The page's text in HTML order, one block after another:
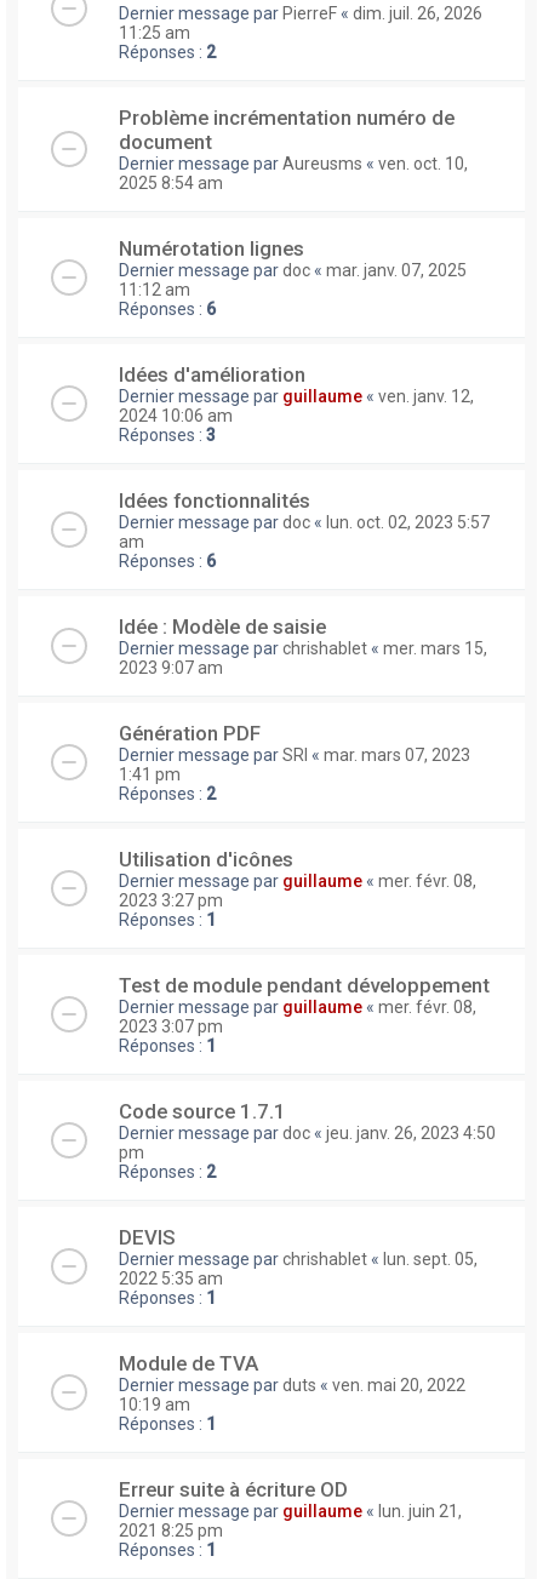
Dernier message parPierreF « dim. juil. 26, 2026
11:25 am
Réponses : 2
Problème incrémentation numéro de
document
Dernier message parAureusms « ven. oct. 10,
2025 8:54 am
Numérotation lignes
Dernier message pardoc « mar. janv. 07, 2025
11:12 am
Réponses : 6
Idées d'amélioration
Dernier message par guillaume « ven. janv. 12,
2024 10:06 am
Réponses : 3
Idées fonctionnalités
Dernier message pardoc « lun. oct. 02, 2023 5:57
am
Réponses : 6
Idée : Modèle de saisie
Dernier message parchrishablet « mer. mars 15,
2023 9:07 am
Génération PDF
Dernier message parSRI « mar. mars 07, 2023
1:41 pm
Réponses : 2
Utilisation d'icônes
Dernier message par guillaume « mer. févr. 08,
2023 3:27 pm
Réponses : 1
Test de module pendant développement
Dernier message par guillaume « mer. févr. 08,
2023 3:07 pm
Réponses : 1
Code source 1.7.1
Dernier message pardoc « jeu. janv. 26, 2023 4:50
pm
Réponses : 2
DEVIS
Dernier message parchrishablet « lun. sept. 05,
2022 5:35 am
Réponses : 1
Module de TVA
Dernier message parduts « ven. mai 20, 2022
10:19 am
Réponses : 1
Erreur suite à écriture OD
Dernier message par guillaume « lun. juin 21,
2021 8:25 pm
Réponses : 1